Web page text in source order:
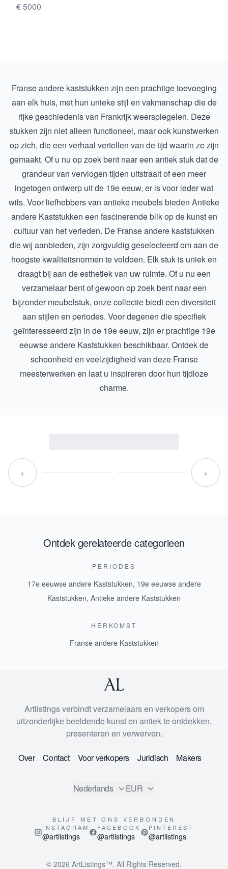
€ 5000
Franse andere kaststukken zijn een prachtige toevoeging
aan elk huis, met hun unieke stijl en vakmanschap die de
rijke geschiedenis van Frankrijk weerspiegelen. Deze
stukken zijn niet alleen functioneel, maar ook kunstwerken
op zich, die een verhaal vertellen van de tijd waarin ze zijn
gemaakt. Of u nu op zoek bent naar een antiek stuk dat de
grandeur van vervlogen tijden uitstraalt of een meer
ingetogen ontwerp uit de 19e eeuw, er is voor ieder wat
wils. Voor liefhebbers van antieke meubels bieden Antieke
andere Kaststukken een fascinerende blik op de kunst en
cultuur van het verleden. De Franse andere kaststukken
die wij aanbieden, zijn zorgvuldig geselecteerd om aan de
hoogste kwaliteitsnormen te voldoen. Elk stuk is uniek en
draagt bij aan de esthetiek van uw ruimte. Of u nu een
verzamelaar bent of gewoon op zoek bent naar een
bijzonder meubelstuk, onze collectie biedt een diversiteit
aan stijlen en periodes. Voor degenen die specifiek
geïnteresseerd zijn in de 19e eeuw, zijn er prachtige 19e
eeuwse andere Kaststukken beschikbaar. Ontdek de
schoonheid en veelzijdigheid van deze Franse
meesterwerken en laat u inspireren door hun tijdloze
charme.
‹ ›
Ontdek gerelateerde categorieen
PERIODES
17e eeuwse andere Kaststukken, 19e eeuwse andere
Kaststukken, Antieke andere Kaststukken
HERKOMST
Franse andere Kaststukken
Artlistings verbindt verzamelaars en verkopers om
uitzonderlijke beeldende kunst en antiek te ontdekken,
presenteren en verwerven.
Over Contact Voor verkopers Juridisch Makers
Nederlands EUR
BLIJF MET ONS VERBONDEN
INSTAGRAM
@artlistings
FACEBOOK
@artlistings
PINTEREST
@artlistings
© 2026 ArtListings™. All Rights Reserved.